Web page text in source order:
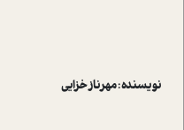
نویسنده : مهرناز خزایی